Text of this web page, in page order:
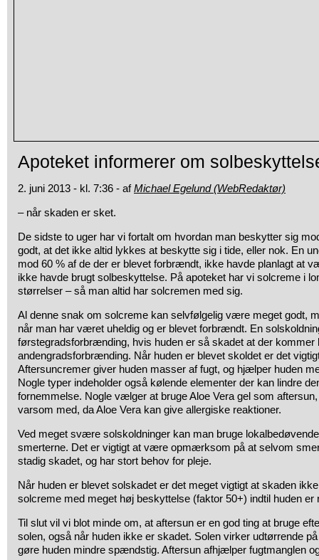
Apoteket informerer om
2. juni 2013 - kl. 7:36 - afMichael Egelund (WebRedaktør)
– når skaden er sket.
De sidste to uger har vi fortalt om hvordan man beskytter sig
godt, at det ikke altid lykkes at beskytte sig i tide, eller nok. En
mod 60 % af de der er blevet forbrændt, ikke havde planlagt at
ikke havde brugt solbeskyttelse. På apoteket har vi solcreme i
størrelser – så man altid har solcremen med sig.
Al denne snak om solcreme kan selvfølgelig være meget godt,
når man har været uheldig og er blevet forbrændt. En
førstegradsforbrænding, hvis huden er så skadet at der
andengradsforbrænding. Når huden er blevet skoldet er det
Aftersuncremer giver huden masser af fugt, og hjælper huden
Nogle typer indeholder også kølende elementer der kan lindre
fornemmelse. Nogle vælger at bruge Aloe Vera gel som
varsom med, da Aloe Vera kan give allergiske reaktioner.
Ved meget svære solskoldninger kan man bruge
smerterne. Det er vigtigt at være opmærksom på at selvom
stadig skadet, og har stort behov for pleje.
Når huden er blevet solskadet er det meget vigtigt at skaden
solcreme med meget høj beskyttelse (faktor 50+) indtil huden er
Til slut vil vi blot minde om, at aftersun er en god ting at bruge
solen, også når huden ikke er skadet. Solen virker udtørrende
gøre huden mindre spændstig. Aftersun afhjælper fugtmanglen